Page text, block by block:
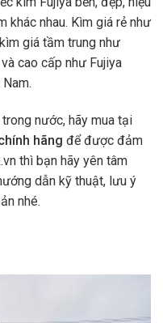
khác nhau. Kìm giá rẻ như
giá tầm trung như
cao cấp như Fujiya
nước, hãy mua tại
hãng để được đảm
thì bạn hãy yên tâm
dẫn kỹ thuật, lưu ý
nhé.